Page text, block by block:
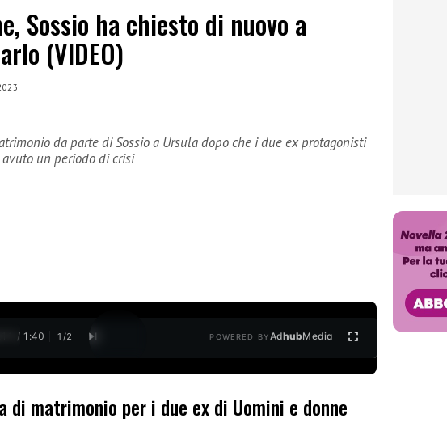
Sossio ha chiesto di nuovo a
(VIDEO)
da parte di Sossio a Ursula dopo che i due ex protagonisti
un periodo di crisi
/ 1:40 1 /2 POWERED BYAdhubMedia
di matrimonio per i due ex di Uomini e donne